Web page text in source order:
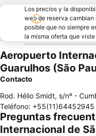
Los precios y la
web de reserva
posible que no siempre
la misma oferta que
Aeropuerto
Guarulhos (São
Contacto
Rod. Hélio Smidt, s/nº -
Teléfono: +55(11)64452945
Preguntas
Internacional de